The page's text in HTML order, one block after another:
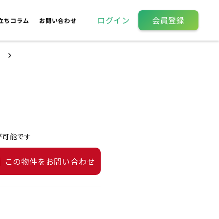
ちコラム お問い合わせ ログイン 会員登録
能です
この物件をお問い合わせ